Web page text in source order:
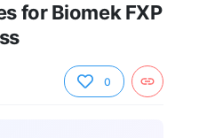
for Biomek FXP
0